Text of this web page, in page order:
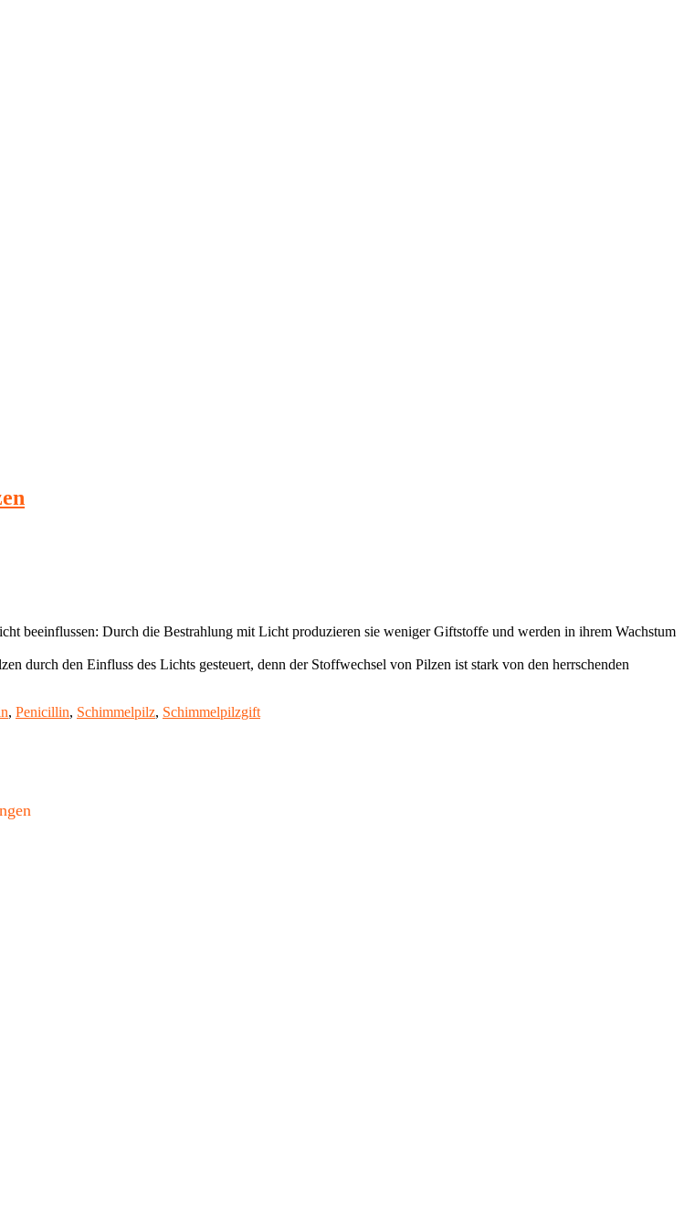
beeinflussen: Durch die Bestrahlung mit Licht produzieren sie weniger Giftstoffe und werden in ihrem Wachstum
durch den Einfluss des Lichts gesteuert, denn der Stoffwechsel von Pilzen ist stark von den herrschenden
, Penicillin, Schimmelpilz, Schimmelpilzgift